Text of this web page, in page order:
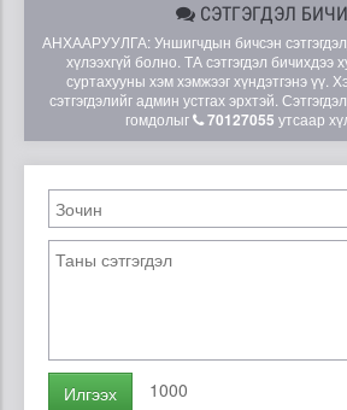
СЭТГЭГДЭЛ
АНХААРУУЛГА: Уншигчдын бичсэн
хүлээхгүй болно. ТА сэтгэгдэл бичихдээ
суртахууны хэм хэмжээг хүндэтгэнэ үү.
сэтгэгдэлийг админ устгах эрхтэй.
гомдолыг
70127055 утсаар
Илгээх 1000